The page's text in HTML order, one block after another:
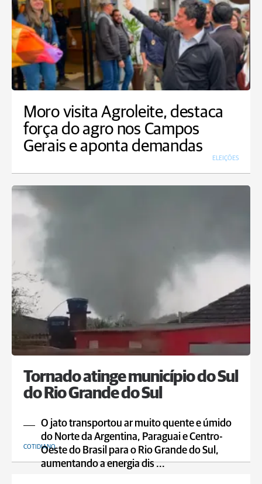
Moro visita Agroleite, destaca
força do agro nos Campos
Gerais e aponta demandas
ELEIÇÕES
Tornado atinge município do Sul
do Rio Grande do Sul
O jato transportou ar muito quente e úmido
do Norte da Argentina, Paraguai e Centro-
Oeste do Brasil para o Rio Grande do Sul,
aumentando a energia dis ...
COTIDIANO